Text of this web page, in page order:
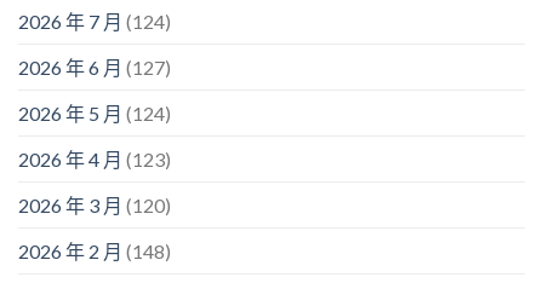
2026 年 7 月 (124)
2026 年 6 月 (127)
2026 年 5 月 (124)
2026 年 4 月 (123)
2026 年 3 月 (120)
2026 年 2 月 (148)